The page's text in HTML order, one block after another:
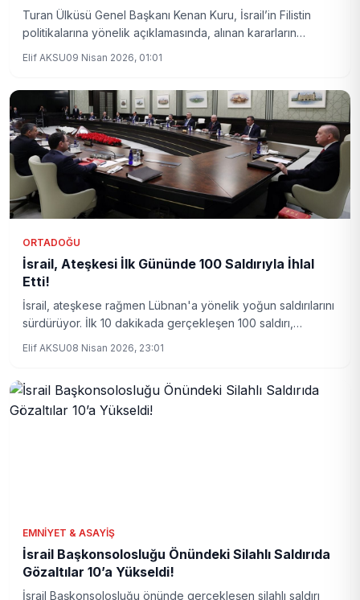
Turan Ülküsü Genel Başkanı Kenan Kuru, İsrail’in Filistin
politikalarına yönelik açıklamasında, alınan kararların
Elif AKSU09 Nisan 2026, 01:01
ORTADOĞU
İsrail, Ateşkesi İlk Gününde 100 Saldırıyla İhlal
Etti!
İsrail, ateşkese rağmen Lübnan'a yönelik yoğun saldırılarını
sürdürüyor. İlk 10 dakikada gerçekleşen 100 saldırı,
Elif AKSU08 Nisan 2026, 23:01
EMNIYET & ASAYIŞ
İsrail Başkonsolosluğu Önündeki Silahlı Saldırıda
Gözaltılar 10’a Yükseldi!
İsrail Başkonsolosluğu önünde gerçekleşen silahlı saldırı